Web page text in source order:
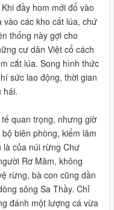
đầy hom mới đổ vào
các kho cất lúa, chứ
thống này gợi cho
cư dân Việt cổ cách
cắt lúa. Song hình thức
sức lao động, thời gian
hái.
quan trọng, nhưng giờ
biên phòng, kiểm lâm
là của núi rừng Chư
Rơ Măm, không
rừng, bà con cũng dần
sông Sa Thầy. Chỉ
đánh một lượng cá vừa